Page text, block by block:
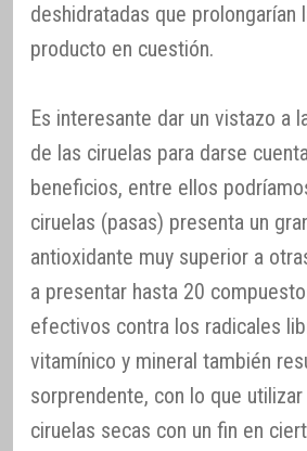
deshidratadas que prolongarían
producto en cuestión.
Es interesante dar un vistazo a
de las ciruelas para darse
beneficios, entre ellos
ciruelas (pasas) presenta un
antioxidante muy superior a
a presentar hasta 20
efectivos contra los radicales
vitamínico y mineral también
sorprendente, con lo que
ciruelas secas con un fin en